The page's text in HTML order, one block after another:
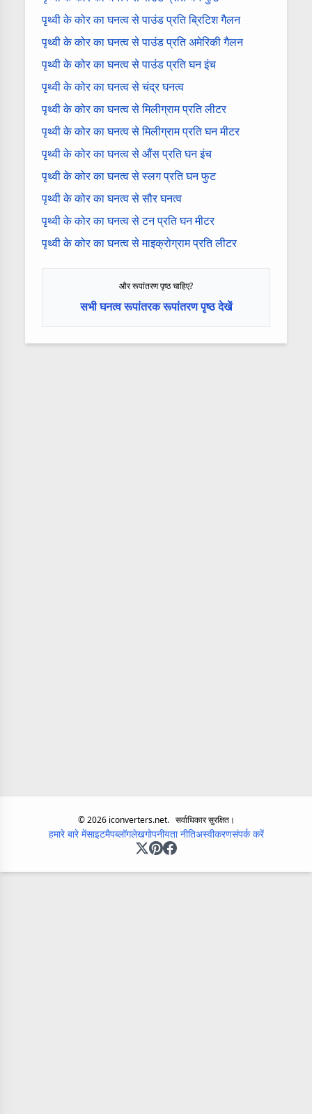
पृथ्वी के कोर का घनत्व से पाउंड प्रति ब्रिटिश गैलन
पृथ्वी के कोर का घनत्व से पाउंड प्रति अमेरिकी गैलन
पृथ्वी के कोर का घनत्व से पाउंड प्रति घन इंच
पृथ्वी के कोर का घनत्व से चंद्र घनत्व
पृथ्वी के कोर का घनत्व से मिलीग्राम प्रति लीटर
पृथ्वी के कोर का घनत्व से मिलीग्राम प्रति घन मीटर
पृथ्वी के कोर का घनत्व से औंस प्रति घन इंच
पृथ्वी के कोर का घनत्व से स्लग प्रति घन फुट
पृथ्वी के कोर का घनत्व से सौर घनत्व
पृथ्वी के कोर का घनत्व से टन प्रति घन मीटर
पृथ्वी के कोर का घनत्व से माइक्रोग्राम प्रति लीटर
और रूपांतरण पृष्ठ चाहिए?
सभी घनत्व रूपांतरक रूपांतरण पृष्ठ देखें
©2026iconverters.net. सर्वाधिकार सुरक्षित।
हमारे बारे मेंसाइटमैपब्लॉगलेखगोपनीयता नीतिअस्वीकरणसंपर्क करें